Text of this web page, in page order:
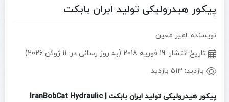
پیکور هیدرولیکی تولید ایران بابکت
نویسنده: امیر معین
تاریخ انتشار: 19 فوریه 2018 (به روز رسانی در: 11 ژوئن 2026)
بازدید: 513 بازدید
پیکور هیدرولیکی تولید ایران بابکت | IranBobCat Hydraulic